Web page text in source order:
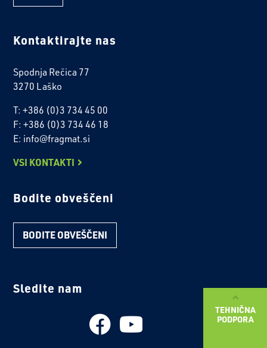
TEHNIČNA
PODPORA
Kontaktirajte nas
Spodnja Rečica 77
3270 Laško
T: +386 (0)3 734 45 00
F: +386 (0)3 734 46 18
E: info@fragmat.si
VSI KONTAKTI
Bodite obveščeni
BODITE OBVEŠČENI
Sledite nam